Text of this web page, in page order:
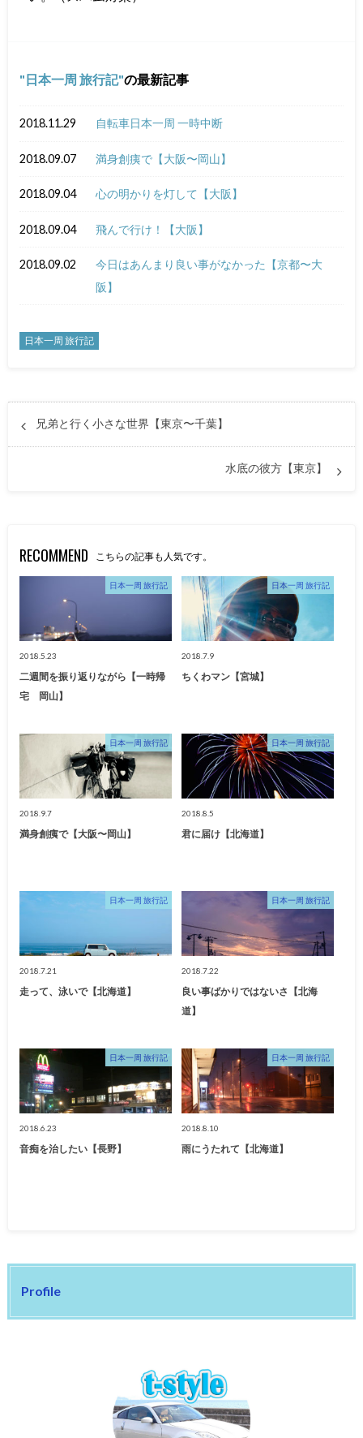
日本一周 旅行記 の最新記事
2018.11.29 自転車日本一周 一時中断
2018.09.07 満身創痍で【大阪〜岡山】
2018.09.04 心の明かりを灯して【大阪】
2018.09.04 飛んで行け！【大阪】
2018.09.02
今日はあんまり良い事がなかった【京都〜大
阪】
日本一周 旅行記
兄弟と行く小さな世界【東京〜千葉】
水底の彼方【東京】
RECOMMEND こちらの記事も人気です。
日本一周 旅行記
2018.5.23
二週間を振り返りながら【一時帰
宅 岡山】
日本一周 旅行記
2018.7.9
ちくわマン【宮城】
日本一周 旅行記
2018.9.7
満身創痍で【大阪〜岡山】
日本一周 旅行記
2018.8.5
君に届け【北海道】
日本一周 旅行記
2018.7.21
走って、泳いで【北海道】
日本一周 旅行記
2018.7.22
良い事ばかりではないさ【北海
道】
日本一周 旅行記
2018.6.23
音痴を治したい【長野】
日本一周 旅行記
2018.8.10
雨にうたれて【北海道】
Profile